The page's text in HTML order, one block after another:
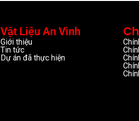
Vật Liệu An Vinh
Giới thiệu
Tin tức
Dự án đã thực hiện